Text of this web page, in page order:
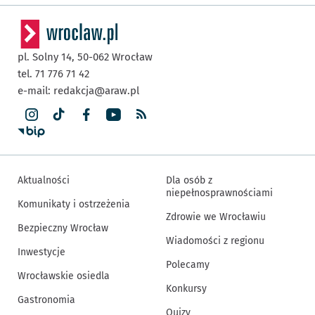
pl. Solny 14, 50-062 Wrocław
tel. 71 776 71 42
e-mail: redakcja@araw.pl
Aktualności
Komunikaty i ostrzeżenia
Bezpieczny Wrocław
Inwestycje
Wrocławskie osiedla
Gastronomia
Dla osób z
niepełnosprawnościami
Zdrowie we Wrocławiu
Wiadomości z regionu
Polecamy
Konkursy
Quizy